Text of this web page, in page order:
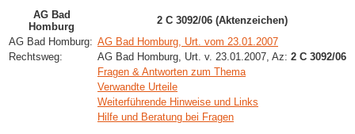
AG Bad
Homburg
2 C 3092/06 (Aktenzeichen)
AG Bad Homburg: AG Bad Homburg, Urt. vom 23.01.2007
Rechtsweg:
AG Bad Homburg, Urt. v. 23.01.2007, Az: 2 C 3092/06
Fragen & Antworten zum Thema
Verwandte Urteile
Weiterführende Hinweise und Links
Hilfe und Beratung bei Fragen